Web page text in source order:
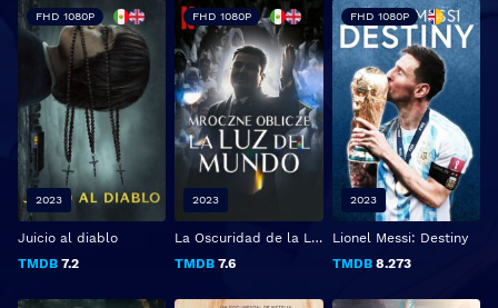
Juicio al diablo
TMDB 7.2
FHD 1080P
2023
La Oscuridad de la Luz del Mundo
TMDB 7.6
FHD 1080P
2023
Lionel Messi: Destiny
TMDB8.273
FHD 1080P
2023